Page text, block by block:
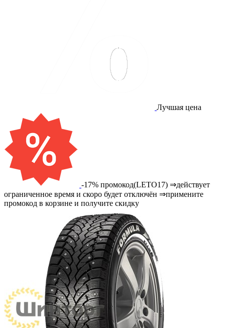
Лучшая цена
-17% промокод(LETO17) ⇒действует
ограниченное время и скоро будет отключён ⇒примените
промокод в корзине и получите скидку